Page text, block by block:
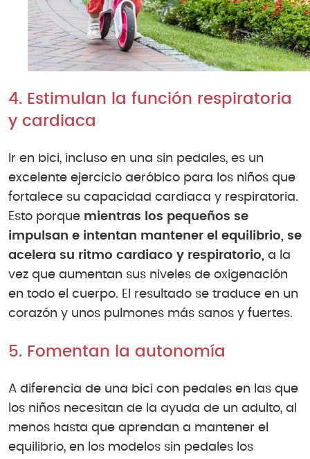
4. Estimulan la función respiratoria
y cardiaca
Ir en bici, incluso en una sin pedales, es un
excelente ejercicio aeróbico para los niños que
fortalece su capacidad cardiaca y respiratoria.
Esto porque mientras los pequeños se
impulsan e intentan mantener el equilibrio, se
acelera su ritmo cardiaco y respiratorio, a la
vez que aumentan sus niveles de oxigenación
en todo el cuerpo. El resultado se traduce en un
corazón y unos pulmones más sanos y fuertes.
5. Fomentan la autonomía
A diferencia de una bici con pedales en las que
los niños necesitan de la ayuda de un adulto, al
menos hasta que aprendan a mantener el
equilibrio, en los modelos sin pedales los